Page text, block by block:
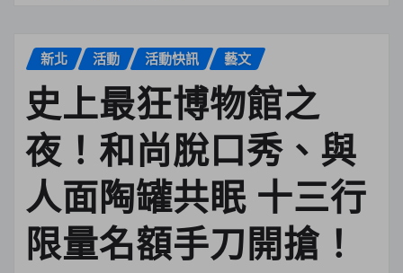
新北 活動 活動快訊 藝文
史上最狂博物館之
夜！和尚脫口秀、與
人面陶罐共眠 十三行
限量名額手刀開搶！